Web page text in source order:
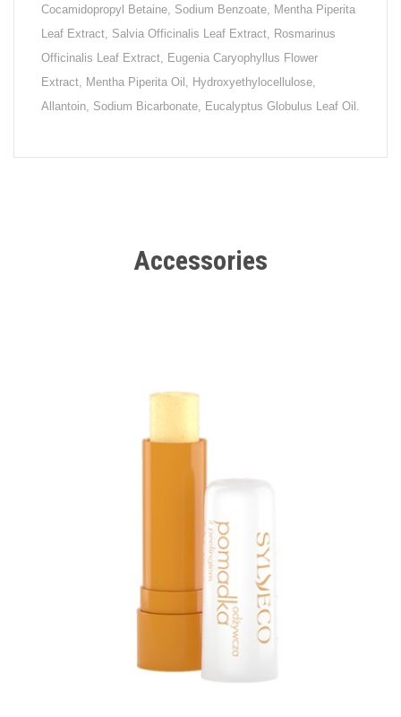
Cocamidopropyl Betaine, Sodium Benzoate, Mentha Piperita
Leaf Extract, Salvia Officinalis Leaf Extract, Rosmarinus
Officinalis Leaf Extract, Eugenia Caryophyllus Flower
Extract, Mentha Piperita Oil, Hydroxyethylocellulose,
Allantoin, Sodium Bicarbonate, Eucalyptus Globulus Leaf Oil.
Accessories